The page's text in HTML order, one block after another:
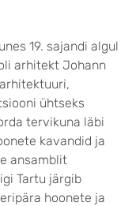
19. sajandi algul
arhitekt Johann
ühtseks
tervikuna läbi
kavandid ja
ansamblit
Tartu järgib
hoonete ja